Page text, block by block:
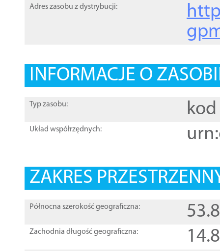
Adres zasobu z dystrybucji:
INFORMACJE O
Typ zasobu: kod
Układ współrzędnych:
ZAKRES
Północna szerokość geograficzna:
Zachodnia długość geograficzna: